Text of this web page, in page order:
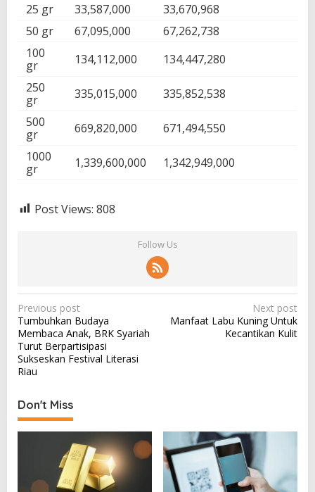
25 gr
33,587,000
33,670,968
50 gr
67,095,000
67,262,738
100
gr
134,112,000
134,447,280
250
gr
335,015,000
335,852,538
500
gr
669,820,000
671,494,550
1000
gr
1,339,600,000 1,342,949,000
Post Views: 808
Follow Us
P
o
s
t
a
v
Previous post
Tumbuhkan Budaya
Membaca Anak, BRK Syariah
Turut Berpartisipasi
Sukseskan Festival Literasi
Riau
Next post
Manfaat Labu Kuning Untuk
Kecantikan Kulit
Don't Miss